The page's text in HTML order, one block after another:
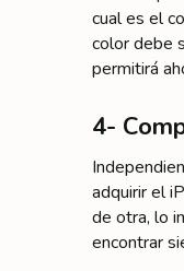
cual es el
color debe
permitirá
4-
adquirir el
de otra, lo
encontrar